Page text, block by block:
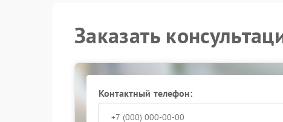
Заказать
Контактный телефон: